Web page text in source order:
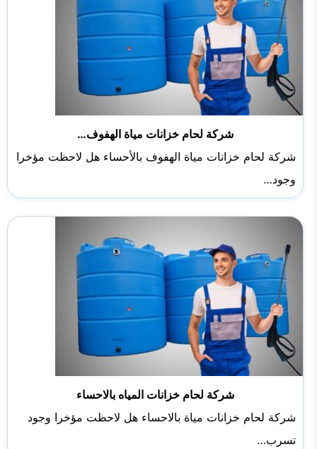
شركة لحام خزانات مياة الهفوف…
شركة لحام خزانات مياة الهفوف بالأحساء هل لاحظت مؤخرا
وجود…
شركة لحام خزانات المياه بالاحساء
شركة لحام خزانات مياة بالاحساء هل لاحظت مؤخرا وجود
تسرب…